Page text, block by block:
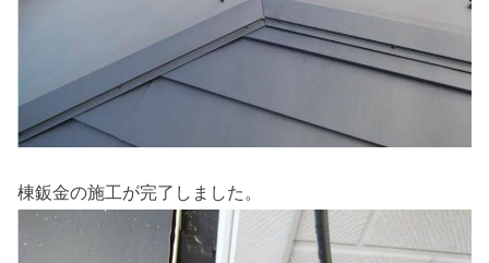
棟鈑金の施工が完了しました。